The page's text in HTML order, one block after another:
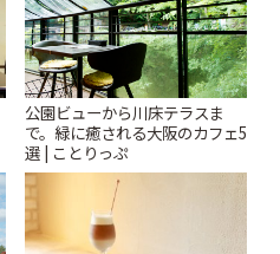
公園ビューから川床テラスま
で。緑に癒される大阪のカフェ5
選 | ことりっぷ